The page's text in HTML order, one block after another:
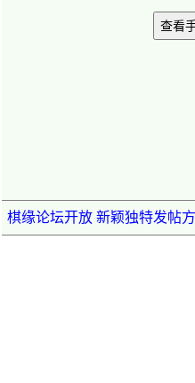
查看
棋缘论坛开放 新颖独特发帖